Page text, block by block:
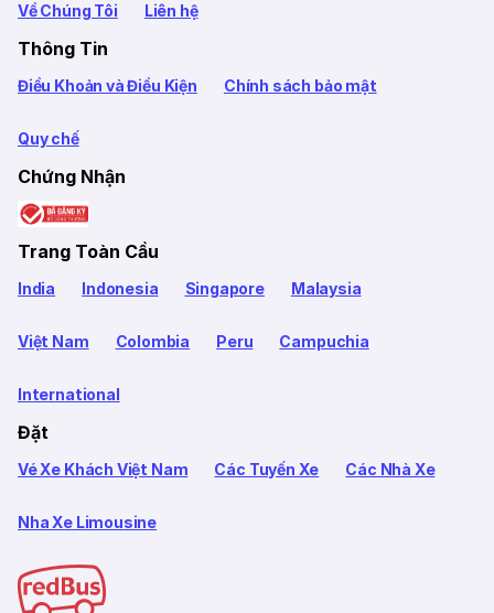
Về Chúng Tôi Liên hệ
Thông Tin
Điều Khoản và Điều Kiện Chính sách bảo mật
Quy chế
Chứng Nhận
Trang Toàn Cầu
India Indonesia Singapore Malaysia
Việt Nam Colombia Peru Campuchia
International
Đặt
Vé Xe Khách Việt Nam Các Tuyến Xe Các Nhà Xe
Nha Xe Limousine